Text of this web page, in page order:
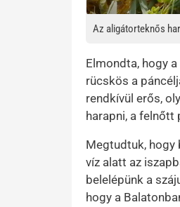
Az aligátorteknős
Elmondta, hogy
rücskös a
rendkívül erős,
harapni, a felnőtt
Megtudtuk, hogy
víz alatt az
belelépünk a
hogy a